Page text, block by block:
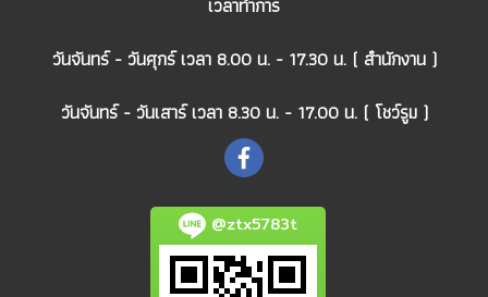
วันจันทร์ - วันศุกร์ เวลา 8.00 น. - 17.30 น. ( สำนักงาน )
วันจันทร์ - วันเสาร์ เวลา 8.30 น. - 17.00 น. ( โชว์รูม )
@ztx5783t